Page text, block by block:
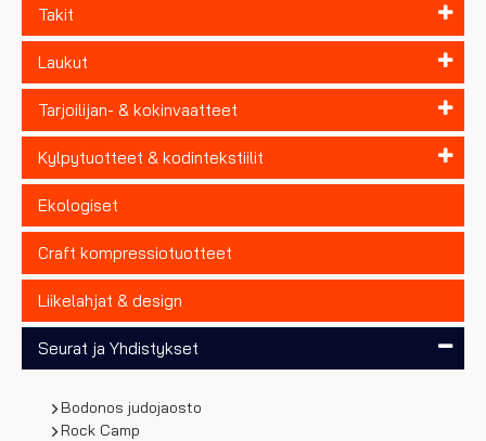
Takit
Laukut
Tarjoilijan- & kokinvaatteet
Kylpytuotteet & kodintekstiilit
Ekologiset
Craft kompressiotuotteet
Liikelahjat & design
Seurat ja Yhdistykset
Bodonos judojaosto
Rock Camp